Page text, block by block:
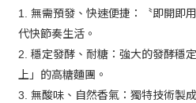
1. 無需預發、快速便捷：〝即開即
代快節奏生活。
2. 穩定發酵、耐糖：強大的發酵穩
上」的高糖麵團。
3. 無酸味、自然香氣：獨特技術製